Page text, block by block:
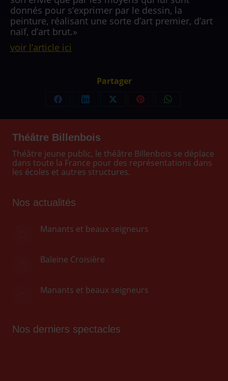
donnés pour s’exprimer par le dessin, la
peinture, réalisant une sorte d’art premier, d’art
naïf, d’art brut.»
voir l’article ici
Partager
Partager
sur
Facebook
Partager
sur
LinkedIn
Partager
sur
Partager
sur
Partager
sur
Théâtre Billenbois
Théâtre jeune public, le théâtre Billenbois se déplace
dans toute la France pour des représentations dans
les écoles et autres structures.
Nos actualités
Manants et beaux seigneurs
Baleine Croisière
Manants et beaux seigneurs
Nos derniers spectacles